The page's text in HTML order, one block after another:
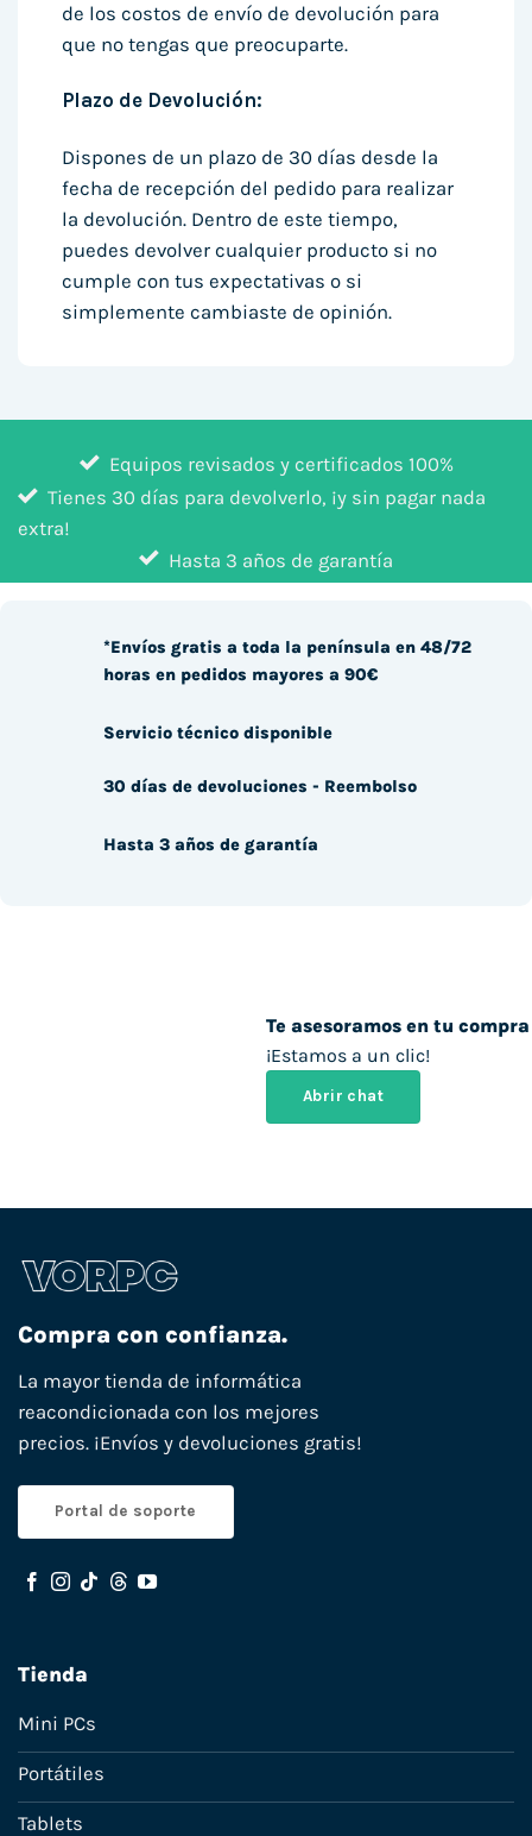
de los costos de envío de devolución para
que no tengas que preocuparte.
Plazo de Devolución:
Dispones de un plazo de 30 días desde la
fecha de recepción del pedido para realizar
la devolución. Dentro de este tiempo,
puedes devolver cualquier producto si no
cumple con tus expectativas o si
simplemente cambiaste de opinión.
Equipos revisados y certificados 100%
Tienes 30 días para devolverlo, ¡y sin pagar nada
extra!
Hasta 3 años de garantía
Te asesoramos en tu compra
¡Estamos a un clic!
Abrir chat
*Envíos gratis a toda la península en 48/72
horas en pedidos mayores a 90€
Servicio técnico disponible
30 días de devoluciones - Reembolso
Hasta 3 años de garantía
Compra con confianza.
La mayor tienda de informática
reacondicionada con los mejores
precios. ¡Envíos y devoluciones gratis!
Portal de soporte
Tienda
Mini PCs
Portátiles
Tablets